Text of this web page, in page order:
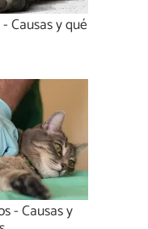
Causas y qué
- Causas y